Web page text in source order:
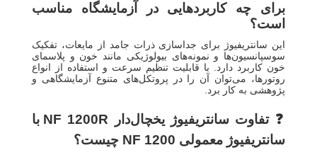
برای چه کاربردهایی در آزمایشگاه مناسب
است؟
این سانتریفیوژ برای جداسازی ذرات جامد از مایعات، تفکیک
سوسپانسیون‌ها و نمونه‌های بیولوژیکی مانند خون و پلاسمای
خون کاربرد دارد. با قابلیت تنظیم سرعت و استفاده از انواع
روتورها، می‌توان آن را در پروتکل‌های متنوع آزمایشگاهی و
پژوهشی به کار برد.
❓
تفاوت سانتریفیوژ یخچال‌دار NF 1200R با
سانتریفیوژ معمولی NF 1200 چیست؟